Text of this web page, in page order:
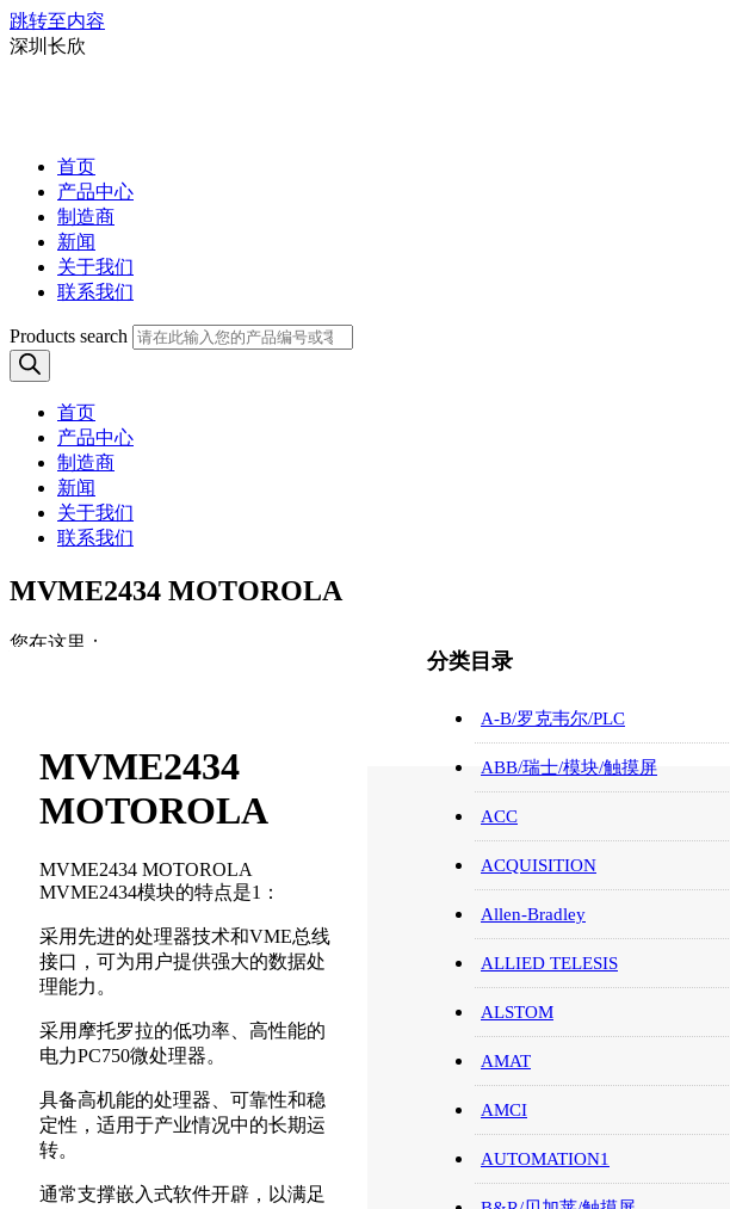
跳转至内容
深圳长欣
首页
产品中心
制造商
新闻
关于我们
联系我们
Products search
首页
产品中心
制造商
新闻
关于我们
联系我们
MVME2434 MOTOROLA
您在这里：
MVME2434
MOTOROLA
MVME2434 MOTOROLA
MVME2434模块的特点是1：
采用先进的处理器技术和VME总线
接口，可为用户提供强大的数据处
理能力。
采用摩托罗拉的低功率、高性能的
电力PC750微处理器。
具备高机能的处理器、可靠性和稳
定性，适用于产业情况中的长期运
转。
通常支撑嵌入式软件开辟，以满足
分类目录
A-B/罗克韦尔/PLC
ABB/瑞士/模块/触摸屏
ACC
ACQUISITION
Allen-Bradley
ALLIED TELESIS
ALSTOM
AMAT
AMCI
AUTOMATION1